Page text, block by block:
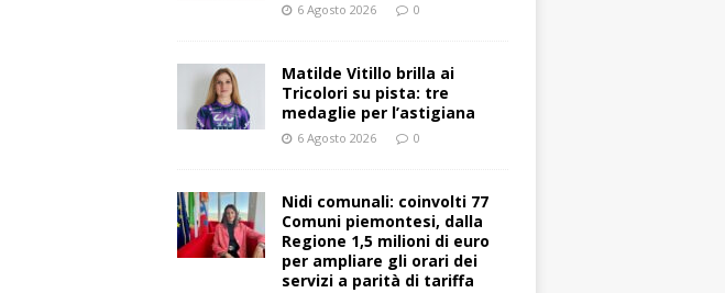
6 Agosto 2026 0
Matilde Vitillo brilla ai
Tricolori su pista: tre
medaglie per l’astigiana
6 Agosto 2026 0
Nidi comunali: coinvolti 77
Comuni piemontesi, dalla
Regione 1,5 milioni di euro
per ampliare gli orari dei
servizi a parità di tariffa